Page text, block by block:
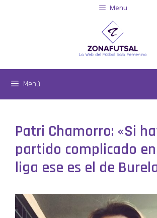
Menu
Menú
Patri Chamorro: «Si
partido complicado
liga ese es el de